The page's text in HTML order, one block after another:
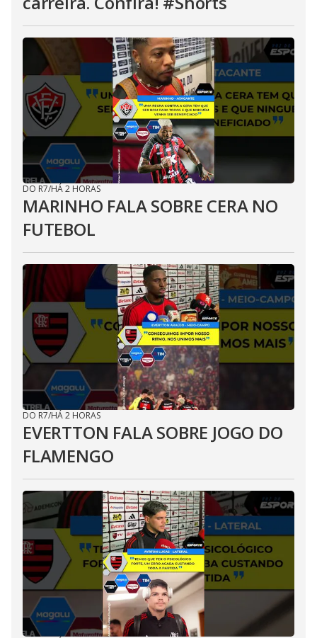
DO R7/HÁ 2 HORAS
MARINHO FALA SOBRE CERA NO
FUTEBOL
DO R7/HÁ 2 HORAS
EVERTTON FALA SOBRE JOGO DO
FLAMENGO